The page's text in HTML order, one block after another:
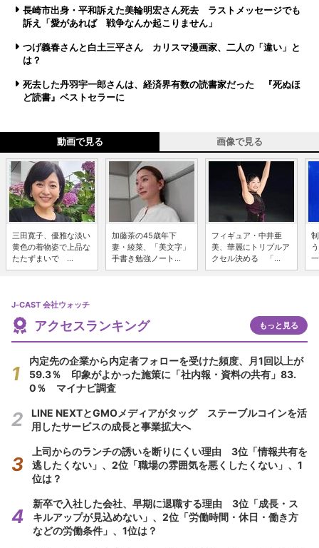
長崎市出身・平和訴えた美輪明宏さん死去 ラストメッセージでも
訴え「愛があれば 戦争なんか起こりません」
つげ義春さんと白土三平さん カリスマ漫画家、二人の「違い」と
は？
死去した丹羽宇一郎さんは、経済界有数の読書家だった 『死ぬほ
ど読書』ベストセラーに
動画で見る 画像で見る
三田寛子、優雅な淡い
黄色の着物姿で上品な
たたずまいで ...
加藤茶の45歳年下
妻・綾菜、「美文字」
手書き勉強ノート...
フィギュア・中井亜
美、華麗にトリプルア
クセル決める 「...
J-CAST 会社ウォッチ
アクセスランキング もっと見る
内定先の企業から内定者フォローを受けた頻度、月1回以上が
59.3％ 印象がよかった施策に「社内報・資料の共有」83.
0％ マイナビ調査
LINE NEXTとGMOメディアがタッグ ステーブルコインを活
用したサービスの成長と事業拡大へ
上司からのランチの誘いを断りにくい理由 3位「情報共有を
逃したくない」、2位「職場の雰囲気を悪くしたくない」、1
位は？
新卒で入社した会社、早期に退職する理由 3位「成長・ス
キルアップが見込めない」、2位「労働時間・休日・働き方
などの労働条件」、1位は？